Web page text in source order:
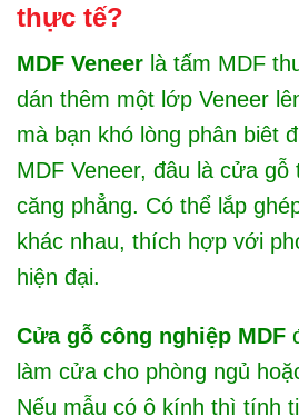
thực tế?
MDF Veneer là tấm MDF
dán thêm một lớp Veneer
mà bạn khó lòng phân biêt
MDF Veneer, đâu là cửa
căng phẳng. Có thể lắp
khác nhau, thích hợp với
hiện đại.
Cửa gỗ công nghiệp MDF
làm cửa cho phòng ngủ
Nếu mẫu có ô kính thì tính